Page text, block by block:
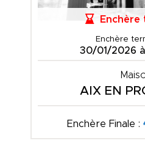
Enchère
Enchère
30/01/2026
AIX EN
Enchère Finale :